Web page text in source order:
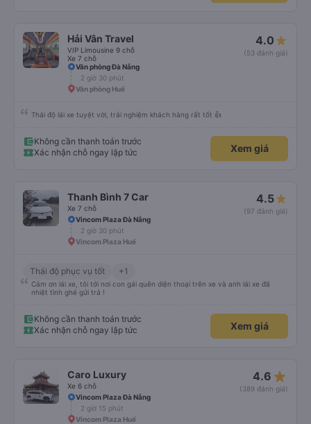
Hải Vân Travel
VIP Limousine 9 chỗ
Xe 7 chỗ
4.0
(53 đánh giá)
Văn phòng Đà Nẵng
2 giờ 30 phút
Văn phòng Huế
Thái độ lái xe tuyệt vời, trải nghiệm khách hàng rất tốt 👍
Không cần thanh toán trước
Xác nhận chỗ ngay lập tức
Xem giá
Thanh Bình 7 Car
Xe 7 chỗ
4.5
(97 đánh giá)
Vincom Plaza Đà Nẵng
2 giờ 30 phút
Vincom Plaza Huế
Thái độ phục vụ tốt +1
Cảm ơn lái xe, tôi tới nơi con gái quên diện thoại trên xe và anh lái xe đã
nhiệt tình ghé gửi trả !
Không cần thanh toán trước
Xác nhận chỗ ngay lập tức
Xem giá
Caro Luxury
Xe 6 chỗ
4.6 star_rate
(389 đánh giá)
Vincom Plaza Đà Nẵng
2 giờ 15 phút
Vincom Plaza Huế